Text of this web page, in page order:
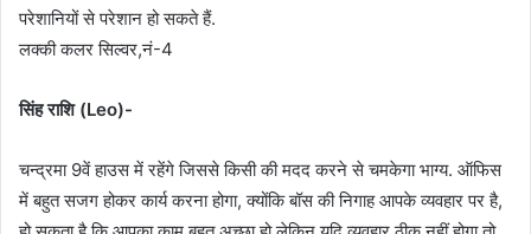
परेशानियों से परेशान हो सकते हैं.
लक्की कलर सिल्वर,नं-4
सिंह राशि (Leo)-
चन्द्रमा 9वें हाउस में रहेंगे जिससे किसी की मदद करने से चमकेगा भाग्य. ऑफिस
में बहुत सजग होकर कार्य करना होगा, क्योंकि बॉस की निगाह आपके व्यवहार पर है,